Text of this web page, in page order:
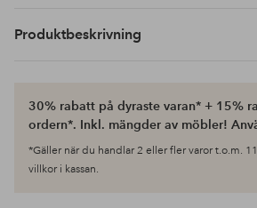
Produktbeskrivning
30% rabatt på dyraste varan* + 15%
ordern*. Inkl. mängder av möbler!
*Gäller när du handlar 2 eller fler varor t.o.m.
villkor i kassan.